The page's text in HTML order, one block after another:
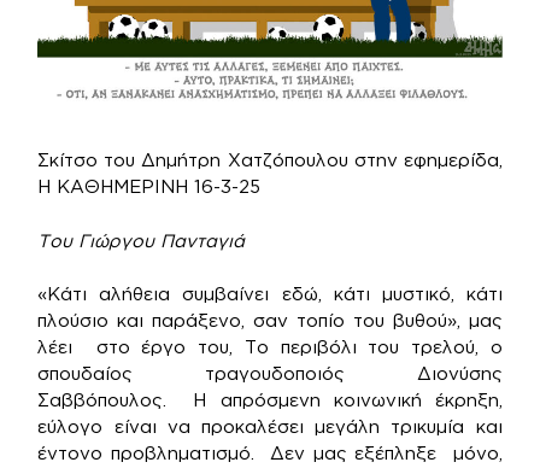
Σκίτσο του Δημήτρη Χατζόπουλου στην εφημερίδα,
Η ΚΑΘΗΜΕΡΙΝΗ 16-3-25
Του Γιώργου Πανταγιά
«Κάτι αλήθεια συμβαίνει εδώ, κάτι μυστικό, κάτι
πλούσιο και παράξενο, σαν τοπίο του βυθού», μας
λέει στο έργο του, Το περιβόλι του τρελού, ο
σπουδαίος τραγουδοποιός Διονύσης
Σαββόπουλος. Η απρόσμενη κοινωνική έκρηξη,
εύλογο είναι να προκαλέσει μεγάλη τρικυμία και
έντονο προβληματισμό. Δεν μας εξέπληξε μόνο,